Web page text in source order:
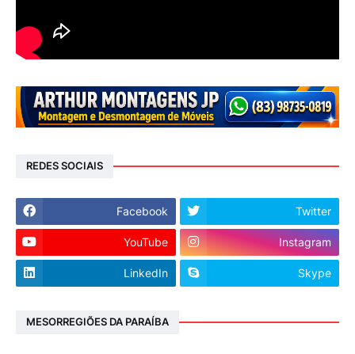
REDES SOCIAIS
Facebook Twitter
YouTube Instagram
LinkedIn Skype
MESORREGIÕES DA PARAÍBA